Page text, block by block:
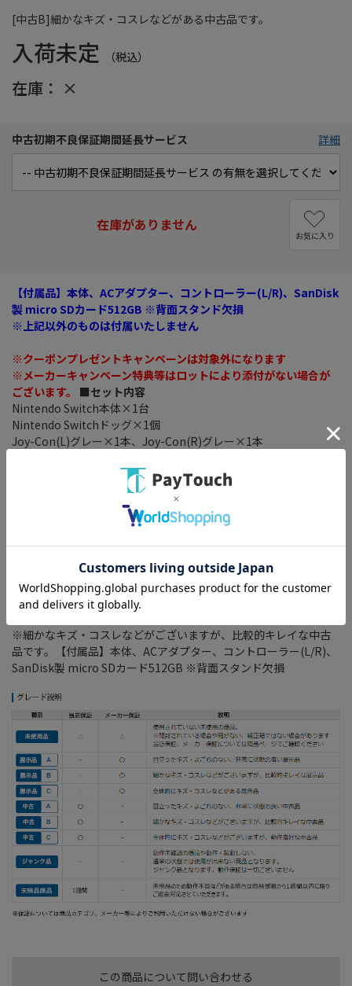
[中古B]細かなキズ・コスレなどがある中古品です。
入荷未定 （税込）
在庫： ×
この商品について問い合わせる
中古初期不良保証期間延長サービス 詳細
在庫がありません
お気に入り
【付属品】本体、ACアダプター、コントローラー(L/R)、SanDisk
製 micro SDカード512GB ※背面スタンド欠損
※上記以外のものは付属いたしません
※クーポンプレゼントキャンペーンは対象外になります
※メーカーキャンペーン特典等はロットにより添付がない場合が
ございます。
■セット内容
Nintendo Switch本体×1台
Nintendo Switchドッグ×1個
Joy-Con(L)グレー×1本、Joy-Con(R)グレー×1本
Joy-Conグリップ×1個
HDMIケーブル(1.5m)×1本
Nintendo Switch ACアダプター×1個
メモリ： 32GB
バッテリー持続時間： 約4.5-9.0時間
映像出力： 最大 1920×1080ピクセル60fps
※細かなキズ・コスレなどがございますが、比較的キレイな中古
品です。【付属品】本体、ACアダプター、コントローラー(L/R)、
SanDisk製 micro SDカード512GB ※背面スタンド欠損